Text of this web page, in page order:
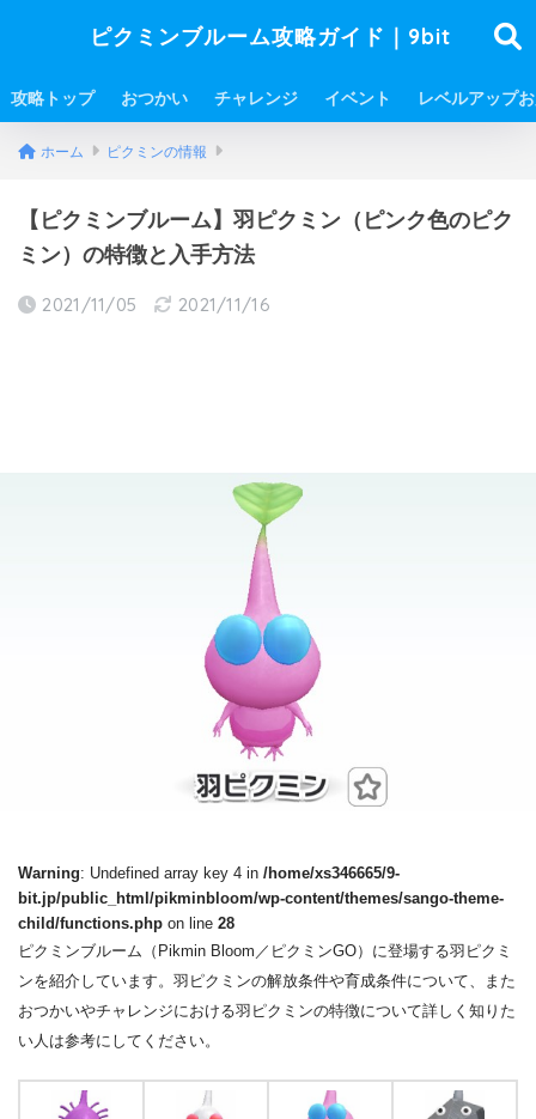
ピクミンブルーム攻略ガイド｜9bit
攻略トップ おつかい チャレンジ イベント レベルアップ
ホーム ピクミンの情報
【ピクミンブルーム】羽ピクミン（ピンク色のピク
ミン）の特徴と入手方法
2021/11/05 2021/11/16
Warning: Undefined array key 4 in /home/xs346665/9-
bit.jp/public_html/pikminbloom/wp-content/themes/sango-theme-
child/functions.php on line 28
ピクミンブルーム（Pikmin Bloom／ピクミンGO）に登場する羽ピクミ
ンを紹介しています。羽ピクミンの解放条件や育成条件について、また
おつかいやチャレンジにおける羽ピクミンの特徴について詳しく知りた
い人は参考にしてください。